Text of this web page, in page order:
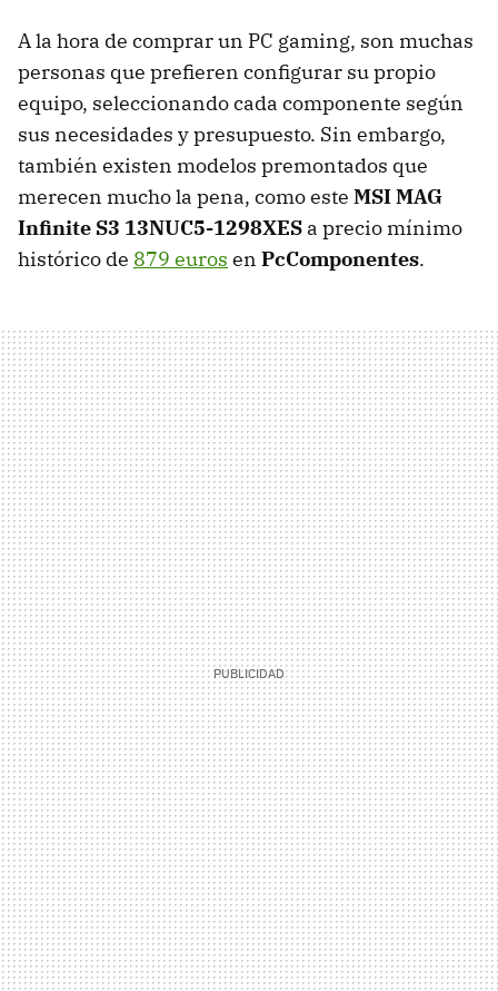
A la hora de comprar un PC gaming, son muchas
personas que prefieren configurar su propio
equipo, seleccionando cada componente según
sus necesidades y presupuesto. Sin embargo,
también existen modelos premontados que
merecen mucho la pena, como este MSI MAG
Infinite S3 13NUC5-1298XES a precio mínimo
histórico de 879 euros en PcComponentes.